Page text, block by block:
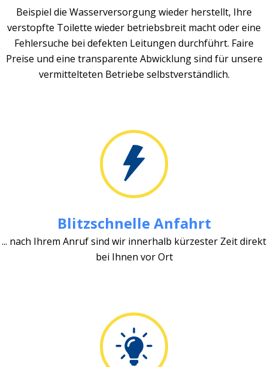
Beispiel die Wasserversorgung wieder herstellt, Ihre
verstopfte Toilette wieder betriebsbreit macht oder eine
Fehlersuche bei defekten Leitungen durchführt. Faire
Preise und eine transparente Abwicklung sind für unsere
vermittelteten Betriebe selbstverständlich.
Blitzschnelle Anfahrt
... nach Ihrem Anruf sind wir innerhalb kürzester Zeit direkt
bei Ihnen vor Ort